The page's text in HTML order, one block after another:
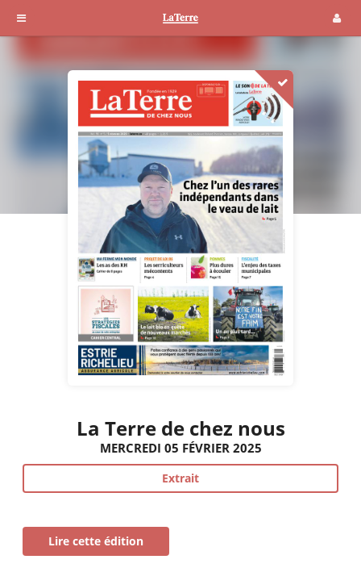
La Terre de chez nous
MERCREDI 05 FÉVRIER 2025
Extrait
Lire cette édition